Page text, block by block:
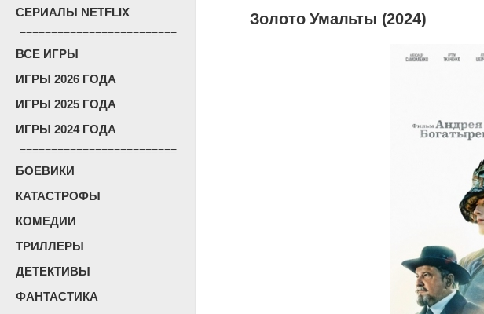
СЕРИАЛЫ NETFLIX
=========================
ВСЕ ИГРЫ
ИГРЫ 2026 ГОДА
ИГРЫ 2025 ГОДА
ИГРЫ 2024 ГОДА
=========================
БОЕВИКИ
КАТАСТРОФЫ
КОМЕДИИ
ТРИЛЛЕРЫ
ДЕТЕКТИВЫ
ФАНТАСТИКА
Золото Умальты (2024)